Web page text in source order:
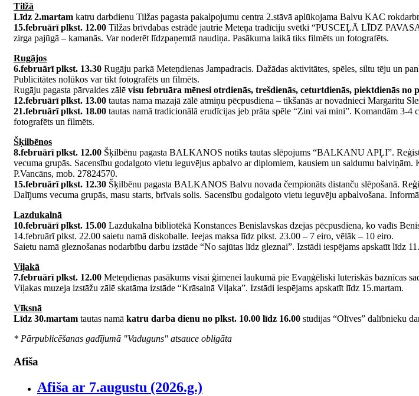
Tilžā
Līdz 2.martam katru darbdienu Tilžas pagasta pakalpojumu centra 2.stāvā aplūkojama Balvu KAC
15.februārī plkst. 12.00 Tilžas brīvdabas estrādē jautrie Meteņa tradīciju svētki “PUSCEĻĀ LĪDZ
zirga pajūgā – kamanās. Var noderēt līdzpaņemtā naudiņa. Pasākuma laikā tiks filmēts un fotografēts.
Rugājos
6.februārī plkst. 13.30 Rugāju parkā Meteņdienas Jampadracis. Dažādas aktivitātes, spēles, siltu tēju un
Publicitātes nolūkos var tikt fotografēts un filmēts.
Rugāju pagasta pārvaldes zālē visu februāra mēnesi otrdienās, trešdienās, ceturtdienās, piektdienās no
12.februārī plkst. 13.00 tautas nama mazajā zālē atmiņu pēcpusdiena – tikšanās ar novadnieci Margaritu
21.februārī plkst. 18.00 tautas namā tradicionālā erudīcijas jeb prāta spēle “Zini vai mini”. Komandām 3-
fotografēts un filmēts.
Šķilbēnos
8.februārī plkst. 12.00 Šķilbēnu pagasta BALKANOS notiks tautas slēpojums “BALKANU APĻI”.
vecuma grupās. Sacensību godalgoto vietu ieguvējus apbalvo ar diplomiem, kausiem un saldumu
P.Vancāns, mob. 27824570.
15.februārī plkst. 12.30 Šķilbēnu pagasta BALKANOS Balvu novada čempionāts distanču slēpošanā.
Dalījums vecuma grupās, masu starts, brīvais solis. Sacensību godalgoto vietu ieguvēju apbalvošana.
Lazdukalnā
10.februārī plkst. 15.00 Lazdukalna bibliotēkā Konstances Benislavskas dzejas pēcpusdiena, ko vadīs
14.februārī plkst. 22.00 saietu namā diskoballe. Ieejas maksa līdz plkst. 23.00 – 7 eiro, vēlāk – 10 eiro.
Saietu namā gleznošanas nodarbību darbu izstāde “No sajūtas līdz gleznai”. Izstādi iespējams apskatīt līdz
Viļakā
7.februārī plkst. 12.00 Meteņdienas pasākums visai ģimenei laukumā pie Evaņģēliski luteriskās baznīcas
Viļakas muzeja izstāžu zālē skatāma izstāde “Krāsainā Viļaka”. Izstādi iespējams apskatīt līdz 15.martam.
Vīksnā
Līdz 30.martam tautas namā katru darba dienu no plkst. 10.00 līdz 16.00 studijas “Olīves” dalībnieku
* Pārpublicēšanas gadījumā "Vaduguns" atsauce obligāta
Afiša
Afiša ar 7.augustu (2026.g.)